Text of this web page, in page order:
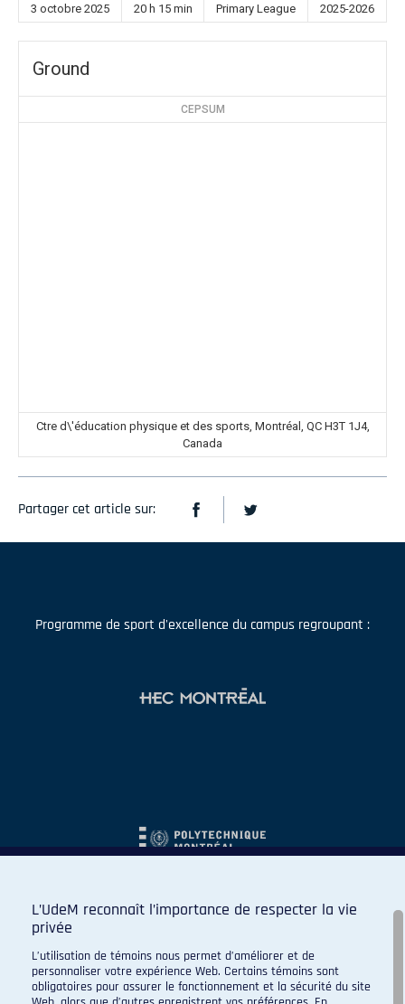
3 octobre 2025 20 h 15 min Primary League 2025-2026
Ground
CEPSUM
Ctre d\'éducation physique et des sports, Montréal, QC H3T 1J4,
Canada
Partager cet article sur:
Programme de sport d'excellence du campus regroupant :
L’UdeM reconnaît l’importance de respecter la vie
privée
L’utilisation de témoins nous permet d’améliorer et de
personnaliser votre expérience Web. Certains témoins sont
obligatoires pour assurer le fonctionnement et la sécurité du site